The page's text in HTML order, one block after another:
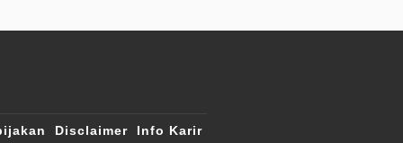
Disclaimer Info Karir